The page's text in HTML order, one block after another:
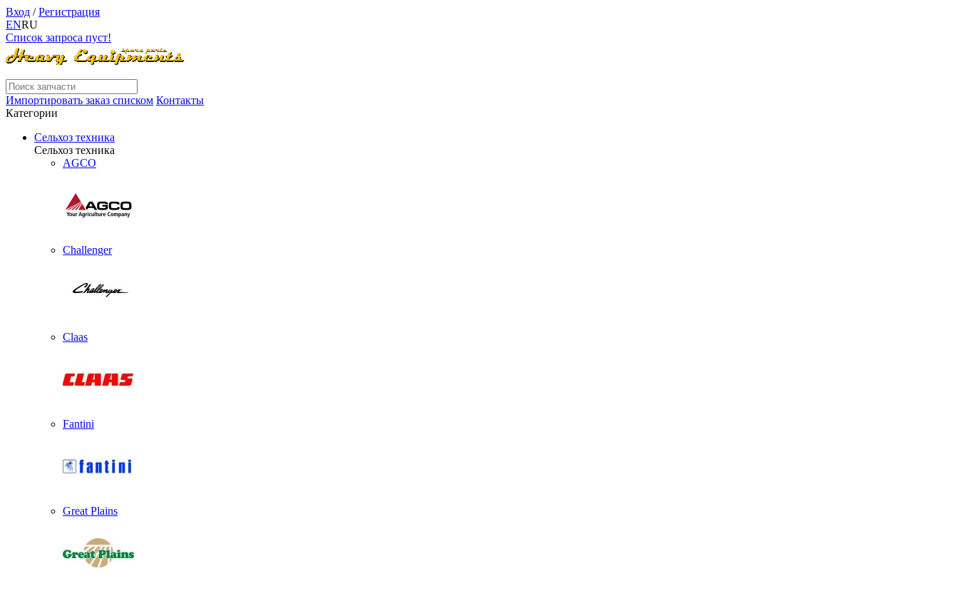
Вход /Регистрация
ENRU
Список запроса пуст!
Импортировать заказ списком Контакты
Категории
Сельхоз техника
Сельхоз техника
AGCO
Challenger
Claas
Fantini
Great Plains